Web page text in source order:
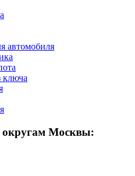
автомобиля
ключа
округам Москвы: